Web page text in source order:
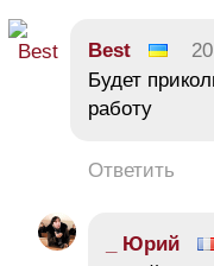
Best
Будет
работу
Ответить
_ Юрий